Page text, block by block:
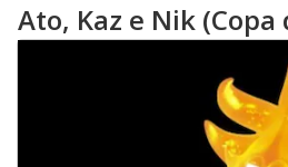
Ato, Kaz e Nik (Copa